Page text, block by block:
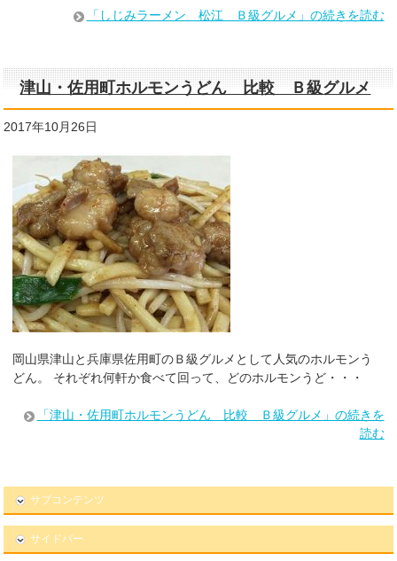
「しじみラーメン 松江 Ｂ級グルメ」の続きを読む
津山・佐用町ホルモンうどん 比較 Ｂ級グルメ
2017年10月26日
岡山県津山と兵庫県佐用町のＢ級グルメとして人気のホルモンう
どん。 それぞれ何軒か食べて回って、どのホルモンうど・・・
「津山・佐用町ホルモンうどん 比較 Ｂ級グルメ」の続きを
読む
サブコンテンツ
サイドバー